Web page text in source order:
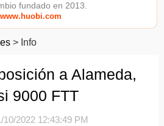
fundado en 2013.
> Info
a Alameda,
9000 FTT
10/2022 12:43:49 PM